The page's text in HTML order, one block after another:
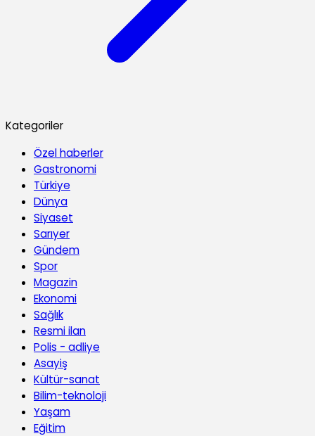
Kategoriler
Özel haberler
Gastronomi
Türkiye
Dünya
Siyaset
Sarıyer
Gündem
Spor
Magazin
Ekonomi
Sağlık
Resmi ilan
Polis - adliye
Asayiş
Kültür-sanat
Bilim-teknoloji
Yaşam
Eğitim